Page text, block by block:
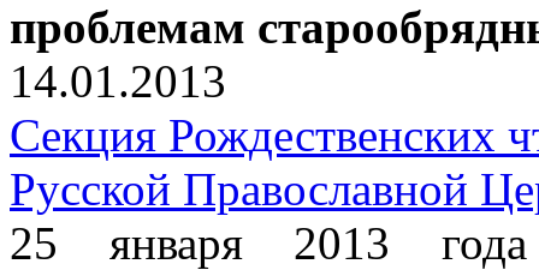
проблемам
14.01.2013
Секция Рождественских
Русской Православной
25 января 2013